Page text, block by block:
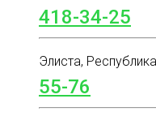
418-34-25
Элиста,
55-76